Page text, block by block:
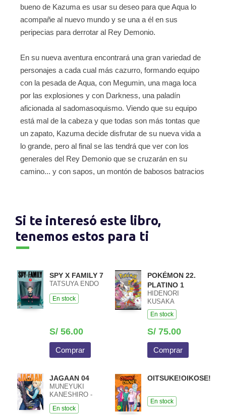
bueno de Kazuma es usar su deseo para que Aqua lo
acompañe al nuevo mundo y se una a él en sus
peripecias para derrotar al Rey Demonio.
En su nueva aventura encontrará una gran variedad de
personajes a cada cual más cazurro, formando equipo
con la pesada de Aqua, con Megumin, una maga loca
por las explosiones y con Darkness, una paladín
aficionada al sadomasoquismo. Viendo que su equipo
está mal de la cabeza y que todas son más tontas que
un zapato, Kazuma decide disfrutar de su nueva vida a
lo grande, pero al final se las tendrá que ver con los
generales del Rey Demonio que se cruzarán en su
camino... y con sapos, un montón de babosos batracios
Si te interesó este libro,
tenemos estos para ti
SPY X FAMILY 7
TATSUYA ENDO
En stock
S/ 56.00
Comprar
POKÉMON 22.
PLATINO 1
HIDENORI
KUSAKA
En stock
S/ 75.00
Comprar
JAGAAN 04
MUNEYUKI
KANESHIRO -
KENSUKE
NISHIDA
En stock
OITSUKE!OIKOSE!
En stock